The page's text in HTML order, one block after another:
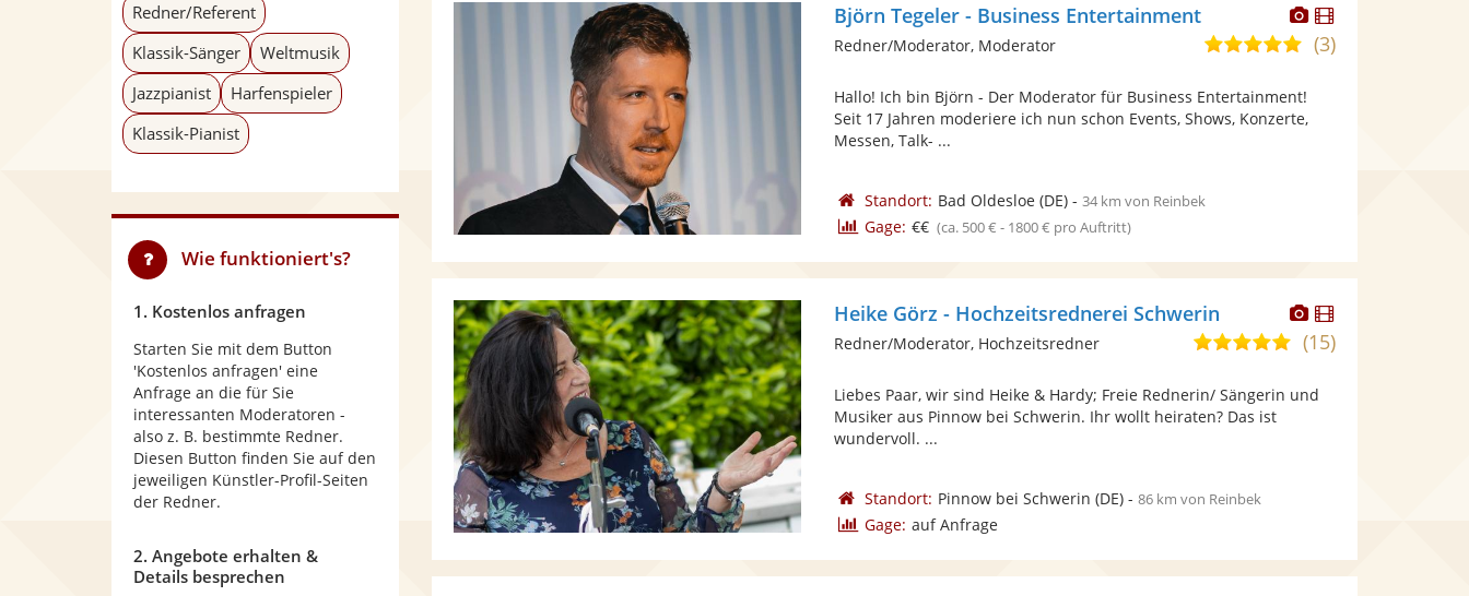
Dieser
Künstler
stellt
Dieser
Künstler
Björn Tegeler - Business Entertainment
4,9
5
Sternen
(3)
Redner/Moderator, Moderator
Hallo! Ich bin Björn - Der Moderator für Business Entertainment!
Seit 17 Jahren moderiere ich nun schon Events, Shows, Konzerte,
Messen, Talk- ...
Standort: Bad Oldesloe(DE)- 34 km von Reinbek
Gage: €€ (ca. 500 € - 1800 € pro Auftritt)
Dieser
Künstler
stellt
Fotos
bereit.
Dieser
Künstler
Heike Görz - Hochzeitsrednerei Schwerin
5,0
5
(15)
Redner/Moderator, Hochzeitsredner
Liebes Paar, wir sind Heike & Hardy; Freie Rednerin/ Sängerin und
Musiker aus Pinnow bei Schwerin. Ihr wollt heiraten? Das ist
wundervoll. ...
Standort: Pinnow bei Schwerin (DE)- 86 km von Reinbek
Gage: auf Anfrage
Redner/Referent
Klassik-Sänger
Weltmusik
Jazzpianist
Harfenspieler
Klassik-Pianist
Wie funktioniert's?
1. Kostenlos anfragen
Starten Sie mit dem Button
'Kostenlos anfragen' eine
Anfrage an die für Sie
interessanten Moderatoren -
also z. B. bestimmte Redner.
Diesen Button finden Sie auf den
jeweiligen Künstler-Profil-Seiten
der Redner.
2. Angebote erhalten &
Details besprechen